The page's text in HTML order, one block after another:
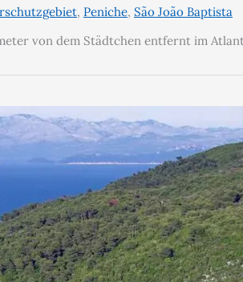
, Peniche, São João Baptista
von dem Städtchen entfernt im